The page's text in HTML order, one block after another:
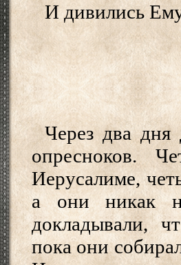
И дивились
Через два
опресноков.
Иерусалиме,
а они никак
докладывали,
пока они